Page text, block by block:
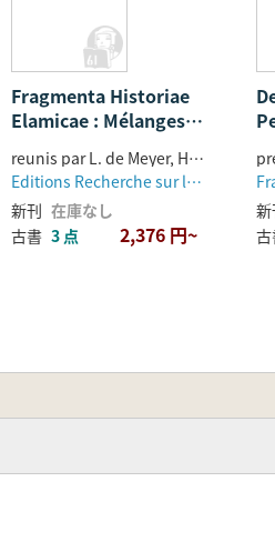
Fragmenta Historiae
Elamicae : Mélanges
Offerts à M.J. Steve
reunis par L. de Meyer, H. Gasche et F. Vallat
Editions Recherche sur les Civilisations
新刊 在庫なし
古書 3 点 2,376 円~
新